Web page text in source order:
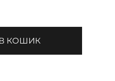
КОШИК